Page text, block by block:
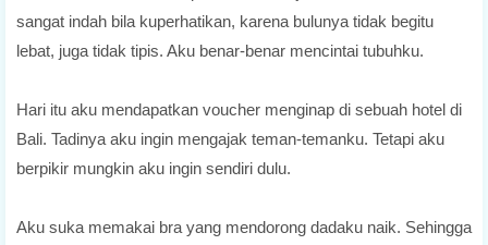
sangat indah bila kuperhatikan, karena bulunya tidak begitu
lebat, juga tidak tipis. Aku benar-benar mencintai tubuhku.
Hari itu aku mendapatkan voucher menginap di sebuah hotel di
Bali. Tadinya aku ingin mengajak teman-temanku. Tetapi aku
berpikir mungkin aku ingin sendiri dulu.
Aku suka memakai bra yang mendorong dadaku naik. Sehingga